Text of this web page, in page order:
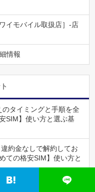
イモバイル取扱店］-店
情報
タイミングと手順を全
SIM】使い方と選ぶ基
約金なしで解約してお
ての格安SIM】使い方と
タイミングと手順を全